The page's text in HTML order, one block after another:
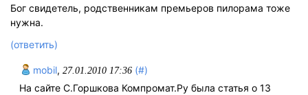
Бог свидетель, родственникам премьеров пилорама тоже
нужна.
(ответить)
mobil, 27.01.2010 17:36 (#)
На сайте С.Горшкова Компромат.Ру была статья о 13